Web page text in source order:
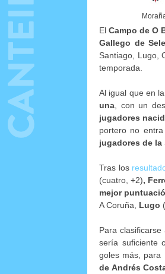
El Campo de O
Gallego de
Santiago, Lugo,
temporada.
Al igual que en
una , con un
jugadores
portero no
jugadores de
Tras los
(cuatro, +2),
mejor
A Coruña, Lugo
Para clasificarse
sería suficiente
goles más, para
de Andrés